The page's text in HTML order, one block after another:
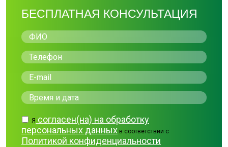
БЕСПЛАТНАЯ КОНСУЛЬТАЦИЯ
Я согласен(на) на обработку
персональных данных в соответствии с
Политикой конфиденциальности